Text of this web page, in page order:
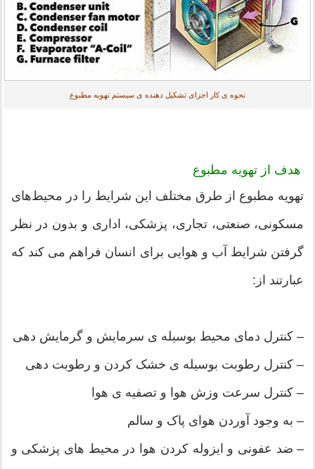
نحوه ی کار اجزای تشکیل دهنده ی سیستم تهویه مطبوع
هدف از تهویه مطبوع
تهویه مطبوع از طرق مختلف این شرایط را در محیط‌های
مسکونی، صنعتی، تجاری، پزشکی، اداری و بدون در نظر
گرفتن شرایط آب و هوایی برای انسان فراهم می کند که
عبارتند از:
– کنترل دمای محیط بوسیله ی سرمایش و گرمایش دهی
– کنترل رطوبت بوسیله ی خشک کردن و رطوبت دهی
– کنترل سرعت وزش هوا و تصفیه ی هوا
– به وجود آوردن هوای پاک و سالم
– ضد عفونی و ایزوله کردن هوا در محیط های پزشکی و